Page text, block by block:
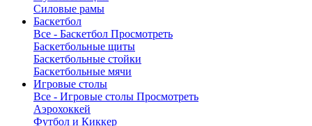
Силовые рамы
Баскетбол
Все - Баскетбол Просмотреть
Баскетбольные щиты
Баскетбольные стойки
Баскетбольные мячи
Игровые столы
Все - Игровые столы Просмотреть
Аэрохоккей
Футбол и Киккер